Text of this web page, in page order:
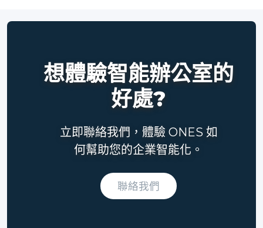
想體驗智能辦公室的
好處?
立即聯絡我們，體驗 ONES 如
何幫助您的企業智能化。
聯絡我們